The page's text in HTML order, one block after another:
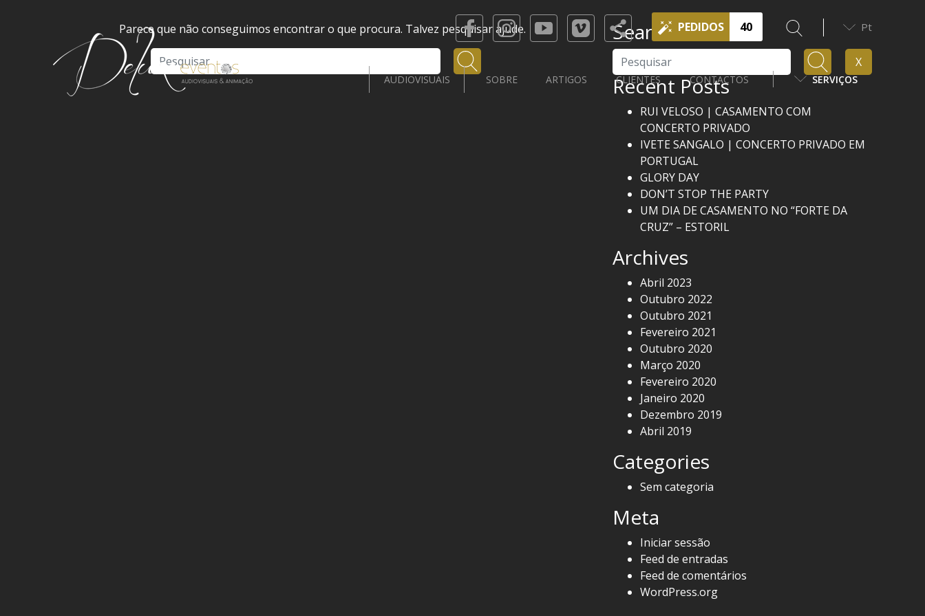
PEDIDOS 40 Pt
AUDIOVISUAIS SOBRE ARTIGOS CLIENTES CONTACTOS SERVIÇOS
Parece que não conseguimos encontrar o que procura. Talvez pesquisar ajude.
Search
Pesquisar X
Recent Posts
RUI VELOSO | CASAMENTO COM
CONCERTO PRIVADO
IVETE SANGALO | CONCERTO PRIVADO EM
PORTUGAL
GLORY DAY
DON’T STOP THE PARTY
UM DIA DE CASAMENTO NO “FORTE DA
CRUZ” – ESTORIL
Archives
Abril 2023
Outubro 2022
Outubro 2021
Fevereiro 2021
Outubro 2020
Março 2020
Fevereiro 2020
Janeiro 2020
Dezembro 2019
Abril 2019
Categories
Sem categoria
Meta
Iniciar sessão
Feed de entradas
Feed de comentários
WordPress.org